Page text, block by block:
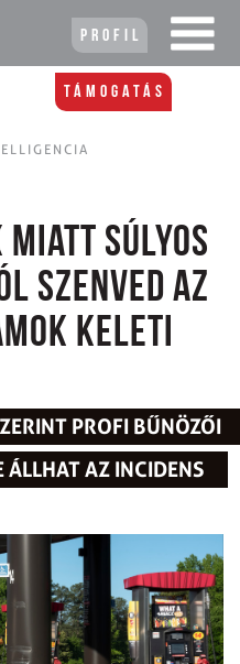
Profil
Támogatás
miatt súlyos
szenved az
keleti
PROFI BŰNÖZŐI
ÁLLHAT AZ INCIDENS